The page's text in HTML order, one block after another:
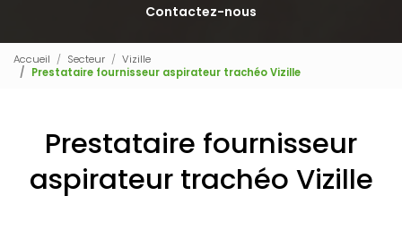
Contactez-nous
Accueil Secteur
Vizille
Prestataire fournisseur aspirateur trachéo Vizille
Prestataire fournisseur
aspirateur trachéo Vizille